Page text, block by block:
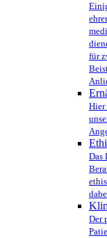
für
Hier
Das
Der